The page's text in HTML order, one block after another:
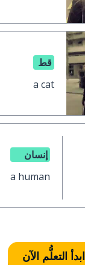
قط
a cat
إنسان
a human
ابدأ التعلُّم الآن